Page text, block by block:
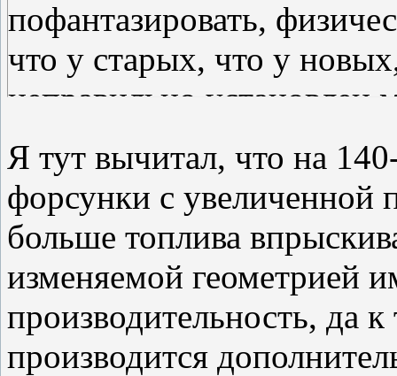
пофантазировать,
что у старых, что у
неправильно установлен
мне, то новое поколение
тем, что если
впрыска), то двиг.
обратишь на это
зависимости от качества
скорректирует, но это
Я тут вычитал, что на
форсунки с увеличенной
больше топлива
изменяемой геометрией
производительность, да
производится